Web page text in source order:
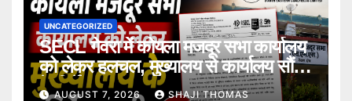
UNCATEGORIZED
SECL गेवरा में कोयला मजदूर सभा कार्यालय
को लेकर हलचल, मुख्यालय से कार्यालय सौंपने
के निर्देश।
AUGUST 7, 2026 SHAJI THOMAS